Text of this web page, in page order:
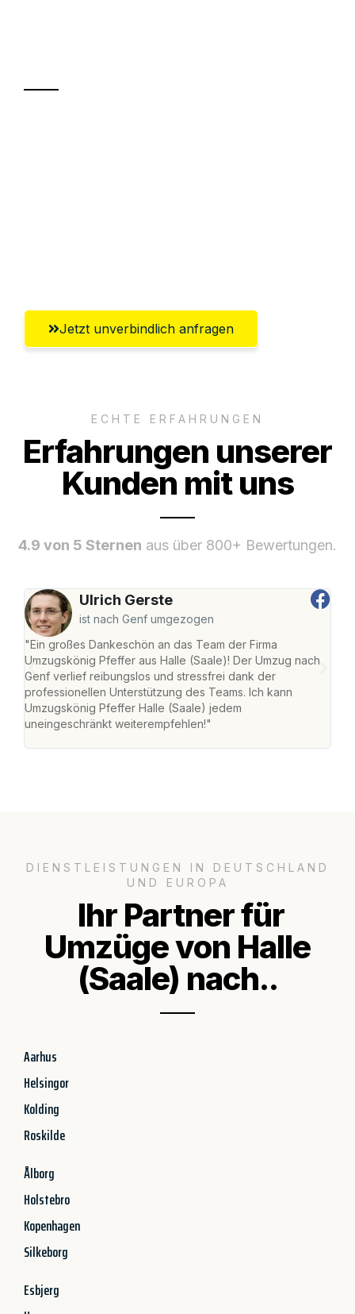
Jetzt unverbindlich anfragen
ECHTE ERFAHRUNGEN
Erfahrungen unserer
Kunden mit uns
4.9 von 5 Sternen aus über 800+ Bewertungen.
Ulrich Gerste
ist nach Genf umgezogen
"Ein großes Dankeschön an das Team der Firma
Umzugskönig Pfeffer aus Halle (Saale)! Der Umzug nach
Genf verlief reibungslos und stressfrei dank der
professionellen Unterstützung des Teams. Ich kann
Umzugskönig Pfeffer Halle (Saale) jedem
uneingeschränkt weiterempfehlen!"
DIENSTLEISTUNGEN IN DEUTSCHLAND
UND EUROPA
Ihr Partner für
Umzüge von Halle
(Saale) nach..
Aarhus
Helsingor
Kolding
Roskilde
Ålborg
Holstebro
Kopenhagen
Silkeborg
Esbjerg